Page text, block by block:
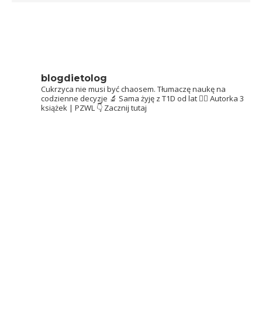
blogdietolog
Cukrzyca nie musi być chaosem. Tłumaczę naukę na
codzienne decyzje 🔬 Sama żyję z T1D od lat 👩‍⚕️ Autorka 3
książek | PZWL 👇 Zacznij tutaj